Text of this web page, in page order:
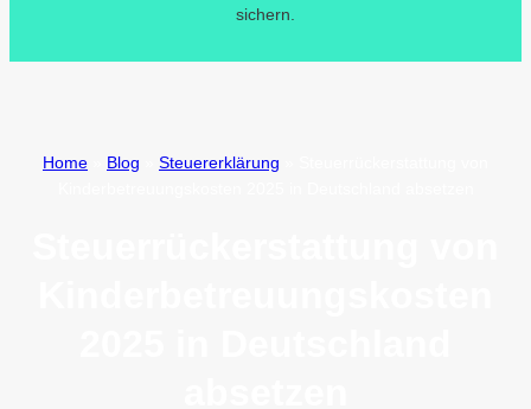
sichern.
Home Blog Steuererklärung